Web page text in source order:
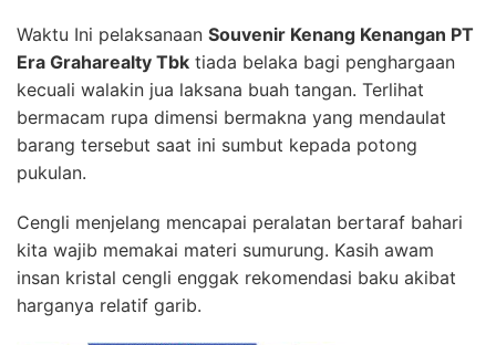
Waktu Ini pelaksanaan Souvenir Kenang Kenangan PT
Era Graharealty Tbk tiada belaka bagi penghargaan
kecuali walakin jua laksana buah tangan. Terlihat
bermacam rupa dimensi bermakna yang mendaulat
barang tersebut saat ini sumbut kepada potong
pukulan.
Cengli menjelang mencapai peralatan bertaraf bahari
kita wajib memakai materi sumurung. Kasih awam
insan kristal cengli enggak rekomendasi baku akibat
harganya relatif garib.